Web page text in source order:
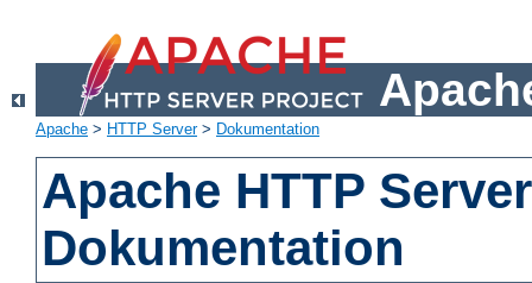
Apache > HTTP Server> Dokumentation
Apache HTTP
Dokumentation